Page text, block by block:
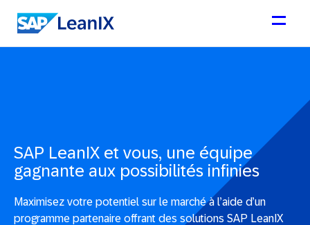
SAP LeanIX et vous, une équipe
gagnante aux possibilités infinies
Maximisez votre potentiel sur le marché à l’aide d’un
programme partenaire offrant des solutions SAP LeanIX